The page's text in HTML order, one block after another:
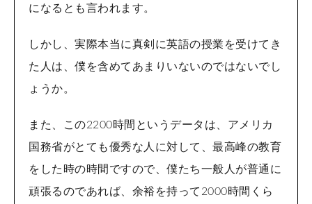
になるとも言われます。
しかし、実際本当に真剣に英語の授業を受けてき
た人は、僕を含めてあまりいないのではないでし
ょうか。
また、この2200時間というデータは、アメリカ
国務省がとても優秀な人に対して、最高峰の教育
をした時の時間ですので、僕たち一般人が普通に
頑張るのであれば、余裕を持って2000時間くら